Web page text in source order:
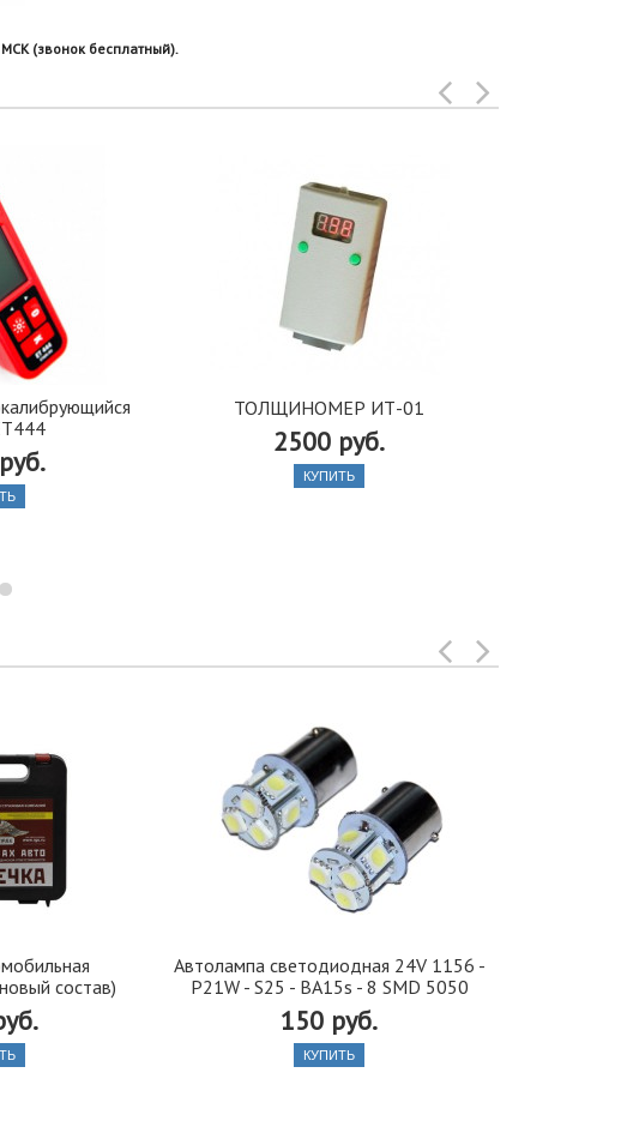
(звонок бесплатный).
ТОЛЩИНОМЕР ИТ-01
2500 руб.
КУПИТЬ
состав)
Автолампа cветодиодная 24V 1156 -
P21W - S25 - BA15s - 8 SMD 5050
150 руб.
КУПИТЬ